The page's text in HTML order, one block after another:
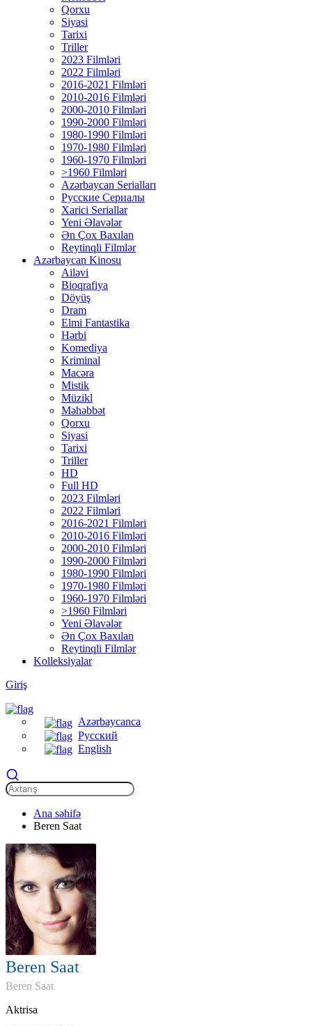
Qorxu
Siyasi
Tarixi
Triller
2023 Filmləri
2022 Filmləri
2016-2021 Filmləri
2010-2016 Filmləri
2000-2010 Filmləri
1990-2000 Filmləri
1980-1990 Filmləri
1970-1980 Filmləri
1960-1970 Filmləri
>1960 Filmləri
Azərbaycan Serialları
Русские Сериалы
Xarici Seriallar
Yeni Əlavələr
Ən Çox Baxılan
Reytinqli Filmlər
Azərbaycan Kinosu
Ailəvi
Bioqrafiya
Döyüş
Dram
Elmi Fantastika
Hərbi
Komediya
Kriminal
Macəra
Mistik
Müzikl
Məhəbbət
Qorxu
Siyasi
Tarixi
Triller
HD
Full HD
2023 Filmləri
2022 Filmləri
2016-2021 Filmləri
2010-2016 Filmləri
2000-2010 Filmləri
1990-2000 Filmləri
1980-1990 Filmləri
1970-1980 Filmləri
1960-1970 Filmləri
>1960 Filmləri
Yeni Əlavələr
Ən Çox Baxılan
Reytinqli Filmlər
Kolleksiyalar
Giriş
Azərbaycanca
Русский
English
Ana səhifə
Beren Saat
Beren Saat
Beren Saat
Aktrisa